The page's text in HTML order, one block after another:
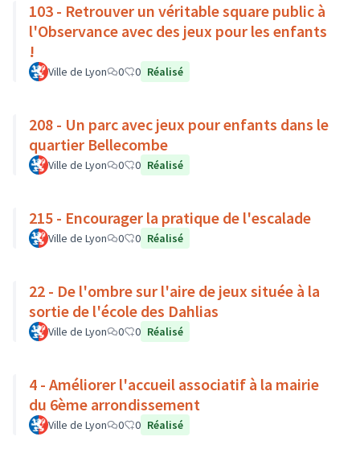
103 - Retrouver un véritable square public à
l'Observance avec des jeux pour les enfants
!
Ville de Lyon 0 0 Réalisé
208 - Un parc avec jeux pour enfants dans le
quartier Bellecombe
Ville de Lyon 0 0 Réalisé
215 - Encourager la pratique de l'escalade
Ville de Lyon 0 0 Réalisé
22 - De l'ombre sur l'aire de jeux située à la
sortie de l'école des Dahlias
Ville de Lyon 0 0 Réalisé
4 - Améliorer l'accueil associatif à la mairie
du 6ème arrondissement
Ville de Lyon 0 0 Réalisé